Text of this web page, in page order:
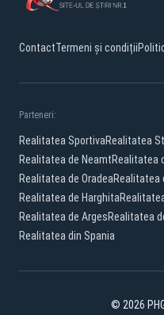
ContactTermeni și condiții
Parteneri:
Realitatea SportivaRealitatea
Realitatea de NeamtRealitatea
Realitatea de OradeaRealitatea
Realitatea de Harghita
Realitatea de ArgesRealitatea
Realitatea din Spania
© 2026